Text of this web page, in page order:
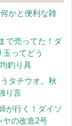
かと便利な雑
で売ってた！ダ
ってどう
釣り具
タチウオ。秋
り言
が行く！ダイソ
ヤの改造2号